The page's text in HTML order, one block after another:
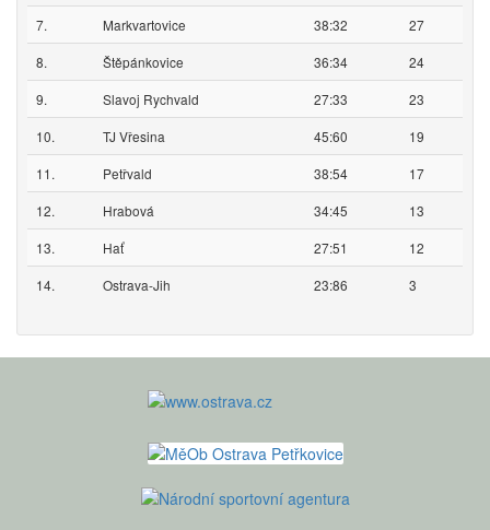
7.
Markvartovice 38:32
27
8.
Štěpánkovice 36:34
24
9.
Slavoj Rychvald 27:33
23
10.
TJ Vřesina 45:60
19
11.
Petřvald 38:54
17
12.
Hrabová 34:45
13
13.
Hať 27:51
12
14.
Ostrava-Jih 23:86 3